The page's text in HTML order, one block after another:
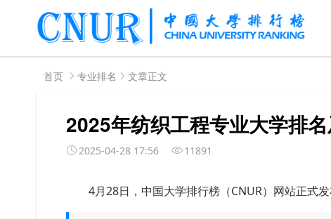
首页 专业排名 文章正文
2025年纺织工程专业大学排
2025-04-28 17:56 11891
4月28日，中国大学排行榜（CNUR）网站正式